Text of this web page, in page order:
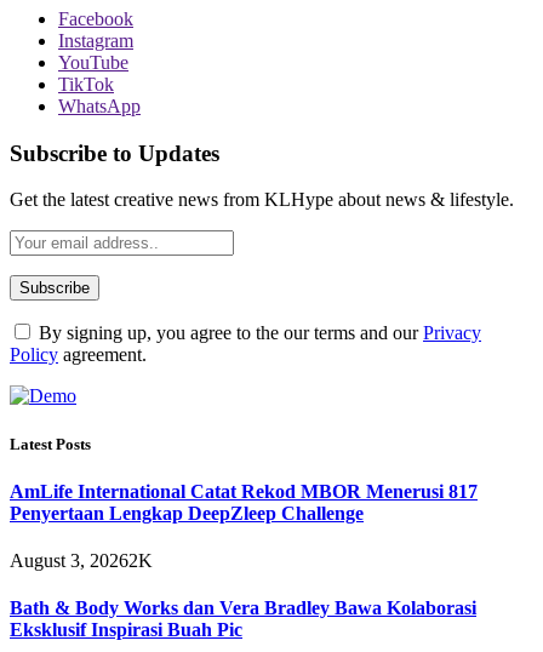
Facebook
Instagram
YouTube
TikTok
WhatsApp
Subscribe to Updates
Get the latest creative news from KLHype about news & lifestyle.
By signing up, you agree to the our terms and ourPrivacy
Policy agreement.
Latest Posts
AmLife International Catat Rekod MBOR Menerusi 817
Penyertaan Lengkap DeepZleep Challenge
August 3, 20262K
Bath & Body Works dan Vera Bradley Bawa Kolaborasi
Eksklusif Inspirasi Buah Pic